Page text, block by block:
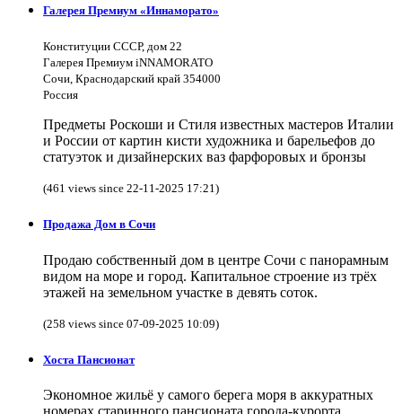
Галерея Премиум «Иннаморато»
Конституции СССР, дом 22
Галерея Премиум iNNAMORATO
Сочи, Краснодарский край 354000
Россия
Предметы Роскоши и Стиля известных мастеров Италии
и России от картин кисти художника и барельефов до
статуэток и дизайнерских ваз фарфоровых и бронзы
(461 views since 22-11-2025 17:21)
Продажа Дом в Сочи
Продаю собственный дом в центре Сочи с панорамным
видом на море и город. Капитальное строение из трёх
этажей на земельном участке в девять соток.
(258 views since 07-09-2025 10:09)
Хоста Пансионат
Экономное жильё у самого берега моря в аккуратных
номерах старинного пансионата города-курорта